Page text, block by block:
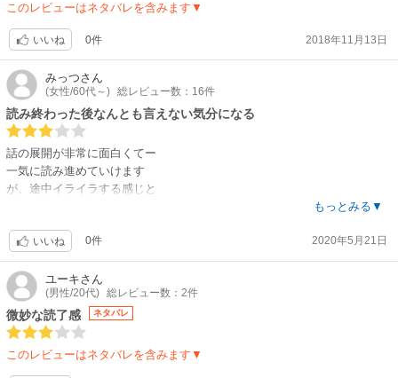
このレビューはネタバレを含みます▼
いいね 0件 2018年11月13日
みっつさん
(女性/60代～) 総レビュー数：16件
読み終わった後なんとも言えない気分になる
話の展開が非常に面白くてー
一気に読み進めていけます
が、途中イライラする感じと
モヤモヤと不完全燃焼という感じです
確かにタイトル
慟哭
この小説そのものですが
やはり個人的には、最後はスッキリ
感動とか、よかったー
な感じで終わる方が好みです
もっとみる▼
いいね 0件 2020年5月21日
ユーキさん
(男性/20代) 総レビュー数：2件
微妙な読了感 ネタバレ
このレビューはネタバレを含みます▼